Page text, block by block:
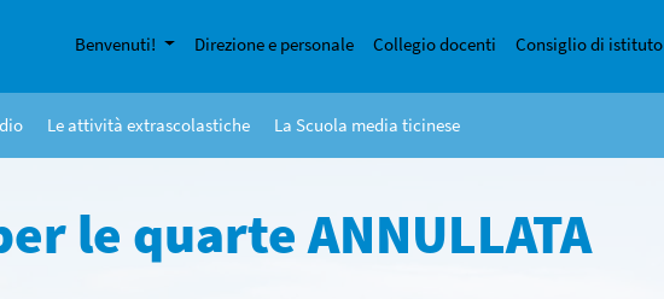
Benvenuti! Direzione e personale Collegio docenti Consiglio di istituto
Le attività extrascolastiche La Scuola media ticinese
le quarte ANNULLATA